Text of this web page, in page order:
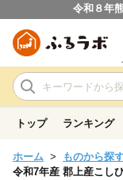
令和８年
トップ ランキング
ホーム ものから探
令和7年産 郡上産こし